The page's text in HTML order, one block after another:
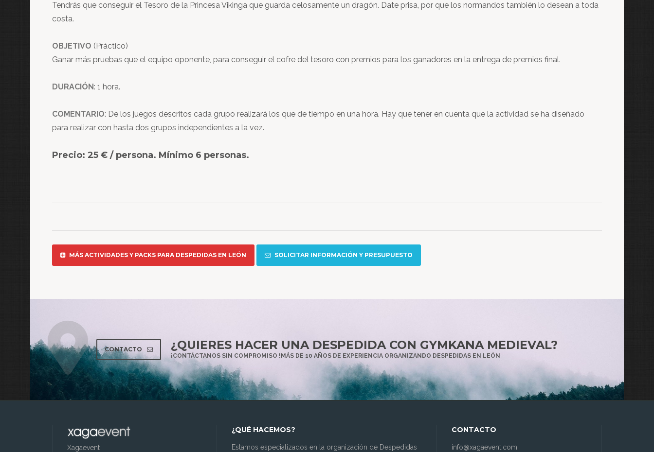
Tendrás que conseguir el Tesoro de la Princesa Vikinga que guarda celosamente un dragón. Date prisa, por que los normandos también lo desean a toda
costa.
OBJETIVO (Práctico)
Ganar más pruebas que el equipo oponente, para conseguir el cofre del tesoro con premios para los ganadores en la entrega de premios final.
DURACIÓN: 1 hora.
COMENTARIO: De los juegos descritos cada grupo realizará los que de tiempo en una hora. Hay que tener en cuenta que la actividad se ha diseñado
para realizar con hasta dos grupos independientes a la vez.
Precio: 25 € / persona. Mínimo 6 personas.
MÁS ACTIVIDADES Y PACKS PARA DESPEDIDAS EN LEÓN SOLICITAR INFORMACIÓN Y PRESUPUESTO
CONTACTO ¿QUIERES HACER UNA DESPEDIDA CON GYMKANA MEDIEVAL?
¡CONTÁCTANOS SIN COMPROMISO !MÁS DE 10 AÑOS DE EXPERIENCIA ORGANIZANDO DESPEDIDAS EN LEÓN
Xagaevent
¿QUÉ HACEMOS?
Estamos especializados en la organización de Despedidas
CONTACTO
info@xagaevent.com